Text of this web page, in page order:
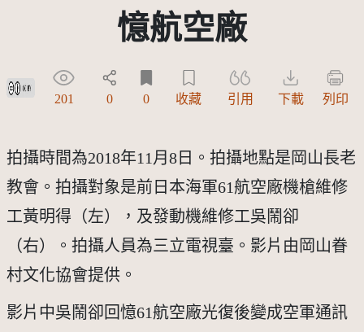
憶航空廠
創用CC姓名標示 3.0 台灣及其後版本(CC BY 3.0 TW +)
201 0 0 收藏 引用 下載 列印
拍攝時間為2018年11月8日。拍攝地點是岡山長老
教會。拍攝對象是前日本海軍61航空廠機槍維修
工黃明得（左），及發動機維修工吳鬧卻
（右）。拍攝人員為三立電視臺。影片由岡山眷
村文化協會提供。
影片中吳鬧卻回憶61航空廠光復後變成空軍通訊